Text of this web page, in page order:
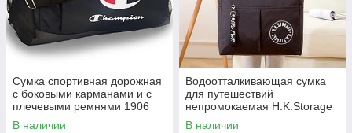
Сумка спортивная дорожная
с боковыми карманами и с
плечевыми ремнями 1906
46*20*33 см серо-синяя
В наличии
Водоотталкивающая сумка
для путешествий
непромокаемая H.K.Storage
черная
В наличии